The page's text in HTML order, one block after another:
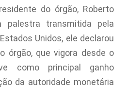
do órgão, Roberto
palestra transmitida pela
Unidos, ele declarou
órgão, que vigora desde o
como principal ganho
da autoridade monetária